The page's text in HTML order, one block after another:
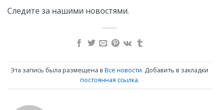
Следите за нашими новостями.
Эта запись была размещена в Все новости. Добавить в закладки
постоянная ссылка.